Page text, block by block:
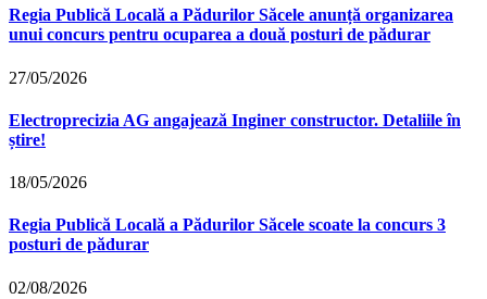
Regia Publică Locală a Pădurilor Săcele anunță organizarea
unui concurs pentru ocuparea a două posturi de pădurar
27/05/2026
Electroprecizia AG angajează Inginer constructor. Detaliile în
știre!
18/05/2026
Regia Publică Locală a Pădurilor Săcele scoate la concurs 3
posturi de pădurar
02/08/2026